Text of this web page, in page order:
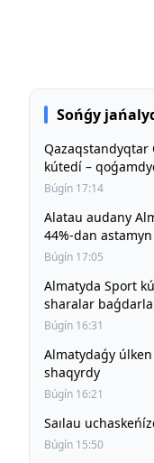
Sońǵy
Qazaqstandyqtar
kútedí –
Búgín 17:14
Alatau audany
44%-dan
Búgín 17:05
Almatyda Sport
sharalar
Búgín 16:31
Almatydaǵy
shaqyrdy
Búgín 16:21
Saılau
Búgín 15:50